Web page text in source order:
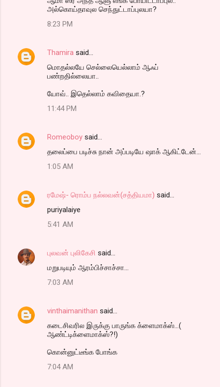
அல்கொய்தாவுல செந்துட்டாப்புலயா?
8:23 PM
Thamira said…
மொதல்லயே செல்லையெல்லாம் ஆஃப்
பண்றதில்லையா..
யோவ்.. இதெல்லாம் கவிதையா.?
11:44 PM
Romeoboy said…
தலைப்பை படிச்சு நான் அப்படியே ஷாக் ஆகிட்டேன்...
1:05 AM
ரமேஷ்- ரொம்ப நல்லவன்(சத்தியமா) said…
puriyalaiye
5:41 AM
புலவன் புலிகேசி said…
மறுபடியும் ஆரம்பிச்சாச்சா...
7:03 AM
vinthaimanithan said…
கடைசிவரில இருக்கு பாருங்க க்ளைமாக்ஸ்...(
ஆண்ட்டிக்ளைமாக்ஸ்?!)
கொன்னுட்டீங்க போங்க
7:04 AM